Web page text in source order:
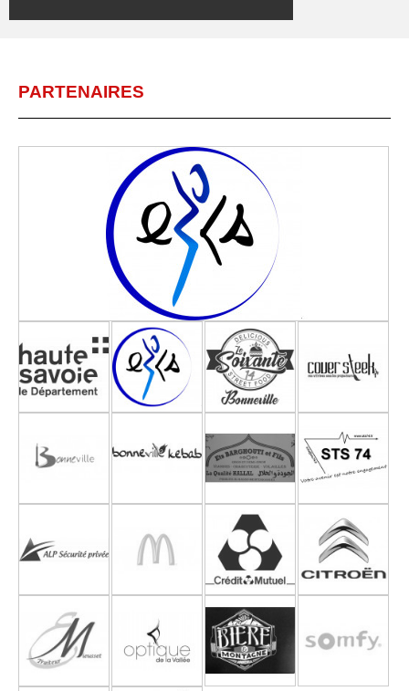
PARTENAIRES